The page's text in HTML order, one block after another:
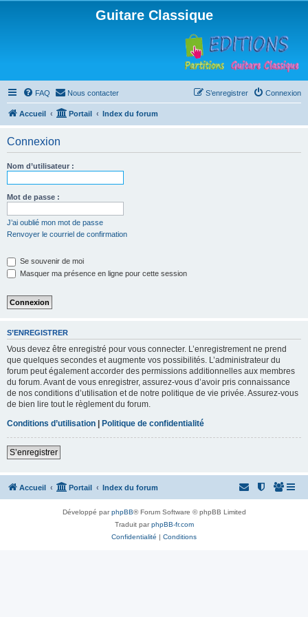
Guitare Classique
FAQ Nous contacter Connexion
S’enregistrer
Accueil Portail Index du forum
Connexion
Nom d’utilisateur :
Mot de passe :
J’ai oublié mon mot de passe
Renvoyer le courriel de confirmation
Se souvenir de moi
Masquer ma présence en ligne pour cette session
S’ENREGISTRER
Vous devez être enregistré pour vous connecter. L’enregistrement ne prend
que quelques secondes et augmente vos possibilités. L’administrateur du
forum peut également accorder des permissions additionnelles aux membres
du forum. Avant de vous enregistrer, assurez-vous d’avoir pris connaissance
de nos conditions d’utilisation et de notre politique de vie privée. Assurez-vous
de bien lire tout le règlement du forum.
Conditions d’utilisation | Politique de confidentialité
S’enregistrer
Accueil Portail Index du forum
Développé parphpBB® Forum Software © phpBB Limited
Traduit parphpBB-fr.com
Confidentialité | Conditions